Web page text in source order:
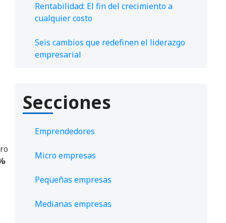
Rentabilidad: El fin del crecimiento a
cualquier costo
Seis cambios que redefinen el liderazgo
empresarial
Secciones
Emprendedores
Micro empresas
Pequeñas empresas
Medianas empresas